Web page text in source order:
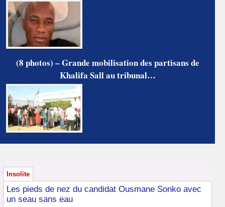
(8 photos) – Grande mobilisation des partisans de
Khalifa Sall au tribunal…
Insolite
Les pieds de nez du candidat Ousmane Sonko avec
un seau sans eau